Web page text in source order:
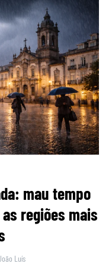
mau tempo
regiões mais
Luís